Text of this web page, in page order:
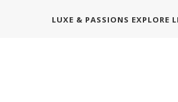
LUXE & PASSIONS EXPLORE